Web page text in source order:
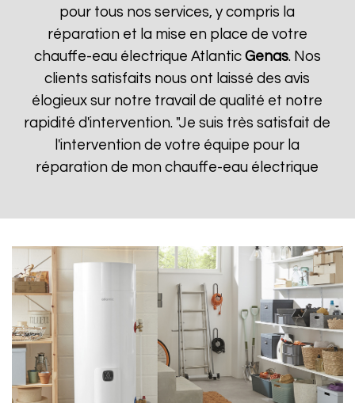
pour tous nos services, y compris la
réparation et la mise en place de votre
chauffe-eau électrique Atlantic Genas. Nos
clients satisfaits nous ont laissé des avis
élogieux sur notre travail de qualité et notre
rapidité d'intervention. "Je suis très satisfait de
l'intervention de votre équipe pour la
réparation de mon chauffe-eau électrique